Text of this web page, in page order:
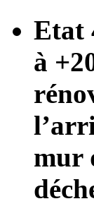
Etat
à
mur